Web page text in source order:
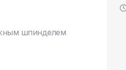
шпинделем